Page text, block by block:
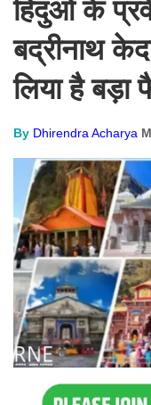
हिंदुओं के
बद्रीनाथ
लिया है बड़ा
By Dhirendra Acharya